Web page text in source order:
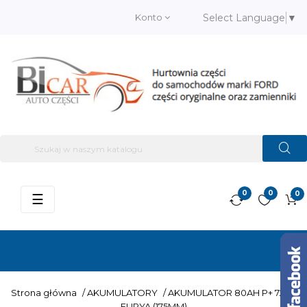
Konto Select Language ▼
0
0
0
Przełącz
☰
Strona główna / AKUMULATORY / AKUMULATOR 80AH P+ 720A